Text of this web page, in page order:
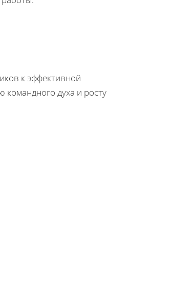
к эффективной
командного духа и росту